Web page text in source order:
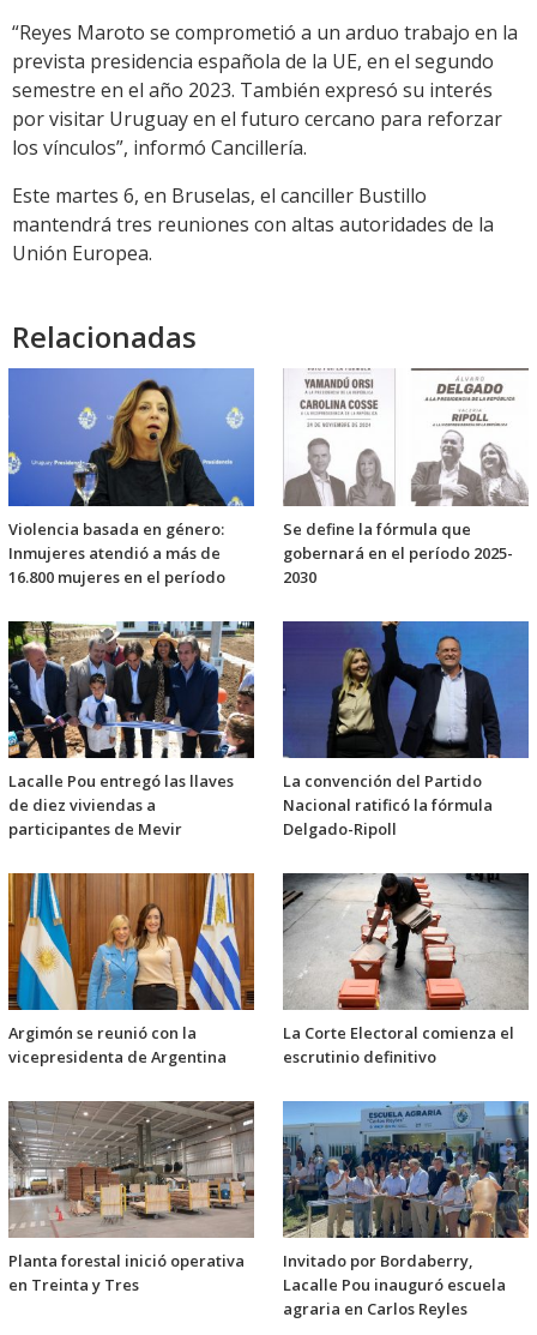
“Reyes Maroto se comprometió a un arduo trabajo en la
prevista presidencia española de la UE, en el segundo
semestre en el año 2023. También expresó su interés
por visitar Uruguay en el futuro cercano para reforzar
los vínculos”, informó Cancillería.
Este martes 6, en Bruselas, el canciller Bustillo
mantendrá tres reuniones con altas autoridades de la
Unión Europea.
Relacionadas
Violencia basada en género:
Inmujeres atendió a más de
16.800 mujeres en el período
Se define la fórmula que
gobernará en el período 2025-
2030
Lacalle Pou entregó las llaves
de diez viviendas a
participantes de Mevir
La convención del Partido
Nacional ratificó la fórmula
Delgado-Ripoll
Argimón se reunió con la
vicepresidenta de Argentina
La Corte Electoral comienza el
escrutinio definitivo
Planta forestal inició operativa
en Treinta y Tres
Invitado por Bordaberry,
Lacalle Pou inauguró escuela
agraria en Carlos Reyles